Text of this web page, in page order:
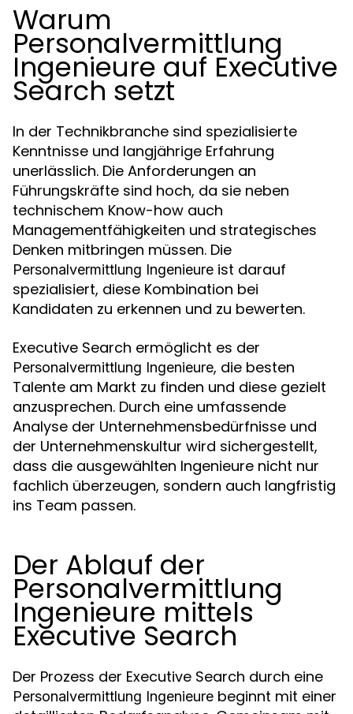
Warum
Personalvermittlung
Ingenieure auf Executive
Search setzt
In der Technikbranche sind spezialisierte
Kenntnisse und langjährige Erfahrung
unerlässlich. Die Anforderungen an
Führungskräfte sind hoch, da sie neben
technischem Know-how auch
Managementfähigkeiten und strategisches
Denken mitbringen müssen. Die
Personalvermittlung Ingenieure ist darauf
spezialisiert, diese Kombination bei
Kandidaten zu erkennen und zu bewerten.
Executive Search ermöglicht es der
Personalvermittlung Ingenieure, die besten
Talente am Markt zu finden und diese gezielt
anzusprechen. Durch eine umfassende
Analyse der Unternehmensbedürfnisse und
der Unternehmenskultur wird sichergestellt,
dass die ausgewählten Ingenieure nicht nur
fachlich überzeugen, sondern auch langfristig
ins Team passen.
Der Ablauf der
Personalvermittlung
Ingenieure mittels
Executive Search
Der Prozess der Executive Search durch eine
Personalvermittlung Ingenieure beginnt mit einer